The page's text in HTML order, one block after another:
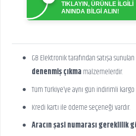
TIKLAYIN, ÜRÜNLE İLGİLİ
ANINDA BİLGİ ALIN!
GB Elektronik tarafından satışa
denenmiş çıkma malzemelerdir.
Tüm Türkiye’ye aynı gün indirimli
Kredi kartı ile ödeme seçeneği vardır.
Aracın şasi numarası gereklilik